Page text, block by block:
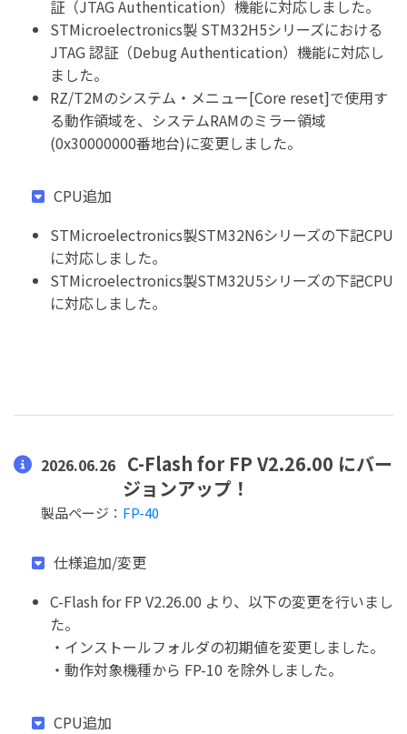
証（JTAG Authentication）機能に対応しました。
STMicroelectronics製 STM32H5シリーズにおける
JTAG 認証（Debug Authentication）機能に対応し
ました。
RZ/T2Mのシステム・メニュー[Core reset]で使用す
る動作領域を、システムRAMのミラー領域
(0x30000000番地台)に変更しました。
CPU追加
STMicroelectronics製STM32N6シリーズの下記CPU
に対応しました。
STMicroelectronics製STM32U5シリーズの下記CPU
に対応しました。
2026.06.26 C-Flash for FP V2.26.00 にバー
ジョンアップ！
製品ページ： FP-40
仕様追加/変更
C-Flash for FP V2.26.00 より、以下の変更を行いまし
た。
・インストールフォルダの初期値を変更しました。
・動作対象機種から FP-10 を除外しました。
CPU追加